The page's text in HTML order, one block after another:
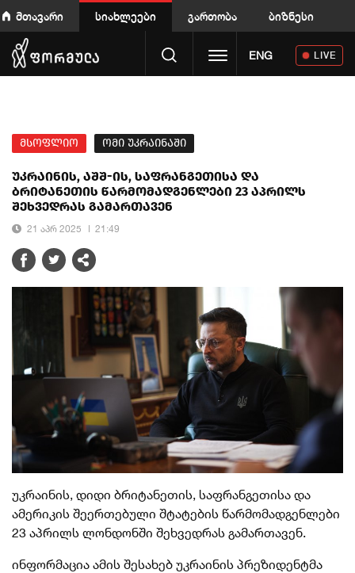
მთავარი სიახლეები გართობა ბიზნესი
Toggle navigation
ENG LIVE
მსოფლიო ომი უკრაინაში
უკრაინის, აშშ-ის, საფრანგეთისა და
ბრიტანეთის წარმომადგენლები 23 აპრილს
შეხვედრას გამართავენ
21 აპრ 2025 21:49
უკრაინის, დიდი ბრიტანეთის, საფრანგეთისა და
ამერიკის შეერთებული შტატების წარმომადგენლები
23 აპრილს ლონდონში შეხვედრას გამართავენ.
ინფორმაცია ამის შესახებ უკრაინის პრეზიდენტმა